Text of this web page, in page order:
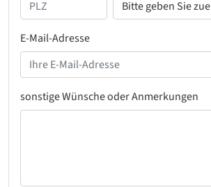
E-Mail-Adresse
sonstige Wünsche oder Anmerkungen